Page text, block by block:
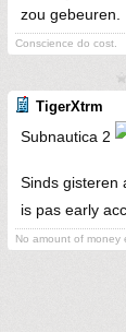
zou gebeuren.
Conscience do cost.
TigerXtrm
Subnautica 2
Sinds gisteren
is pas early
No amount of money